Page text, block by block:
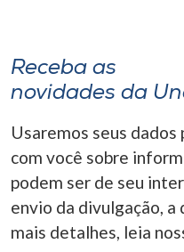
o idioma
A-
Receba as
novidades da
Usaremos seus
com você sobre
podem ser de seu
envio da divulgação,
mais detalhes, leia